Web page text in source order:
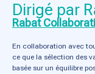
Dirigé par
Rabat
En collaboration avec
ce que la sélection des
basée sur un équilibre